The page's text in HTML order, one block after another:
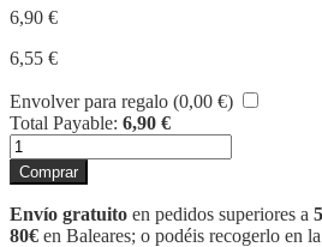
6,90 €
6,55 €
Envolver para regalo (0,00 €)
Total Payable: 6,90 €
MOZART
cantidad
Comprar
Envío gratuito en pedidos superiores a
80€ en Baleares; o podéis recogerlo en